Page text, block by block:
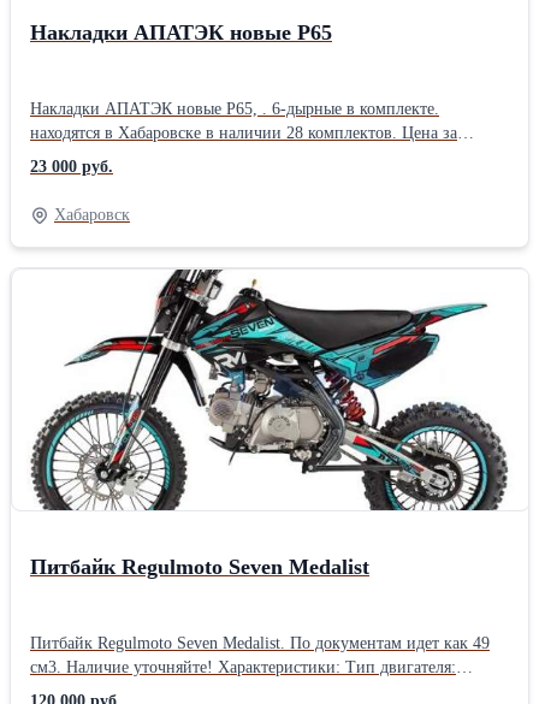
Накладки АПАТЭК новые Р65
Накладки АПАТЭК новые Р65, . 6-дырные в комплекте.
находятся в Хабаровске в наличии 28 комплектов. Цена за
комплект
23 000 руб.
Хабаровск
Питбайк Regulmoto Seven Medalist
Питбайк Regulmoto Seven Medalist. По документам идет как 49
см3. Наличие уточняйте! Характеристики: Тип двигателя:
Бензиновый 1-цилиндровый 4-х тактный YX139FMB Топливо: